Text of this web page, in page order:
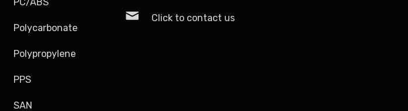
Polycarbonate
Polypropylene
PPS
SAN
Click to contact us